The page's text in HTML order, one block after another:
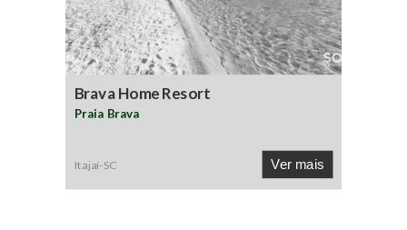
Brava Home Resort
Praia Brava
Itajaí-SC Ver mais